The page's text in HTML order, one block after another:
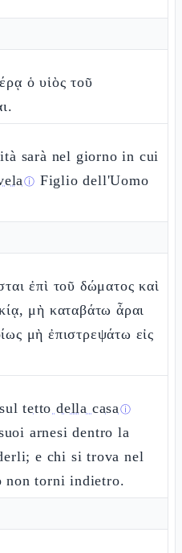
ὁ υἱὸς τοῦ
sarà nel giorno in cui
ⓘ Figlio dell'Uomo
ἐπὶ τοῦ δώματος καὶ
μὴ καταβάτω ἆραι
μὴ ἐπιστρεψάτω εἰς
sultetto della casaⓘ
arnesi dentro la
e chi si trova nel
non torni indietro.